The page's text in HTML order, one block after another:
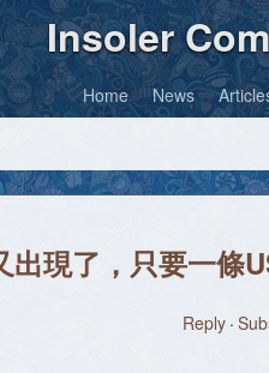
Insoler
Home News
出現了，只要一條
Reply